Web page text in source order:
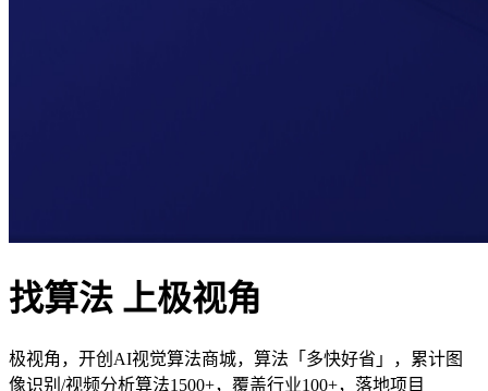
找算法 上极视角
极视角，开创AI视觉算法商城，算法「多快好省」，累计图
像识别/视频分析算法1500+，覆盖行业100+，落地项目